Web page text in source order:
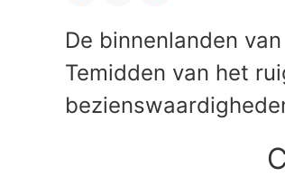
De binnenlanden
Temidden van het